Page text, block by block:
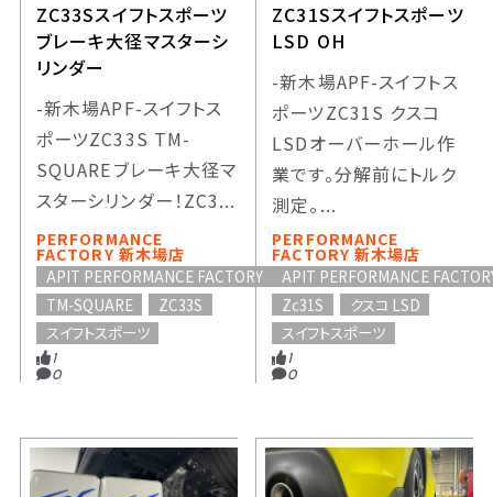
ZC33Sスイフトスポーツ
ブレーキ大径マスターシ
リンダー
-新木場APF-スイフトス
ポーツZC33S TM-
SQUAREブレーキ大径マ
スターシリンダー！ZC3...
PERFORMANCE
FACTORY 新木場店
APIT PERFORMANCE FACTORY
TM-SQUARE
ZC33S
スイフトスポーツ
1
0
ZC31Sスイフトスポーツ
LSD OH
-新木場APF-スイフトス
ポーツZC31S クスコ
LSDオーバーホール作
業です。分解前にトルク
測定。...
PERFORMANCE
FACTORY 新木場店
APIT PERFORMANCE
Zc31S
クスコ LSD
スイフトスポーツ
1
0